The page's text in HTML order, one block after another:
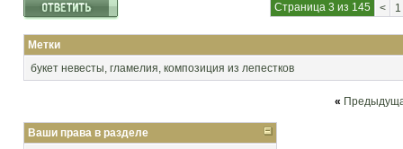
Страница 3 из 145 < 1
Метки
букет невесты, гламелия, композиция из лепестков
«
Ваши права в разделе